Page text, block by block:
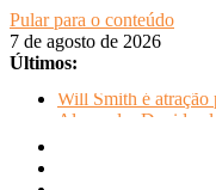
Pular para o conteúdo
7 de agosto de 2026
Últimos:
Will Smith é
Alexandre David